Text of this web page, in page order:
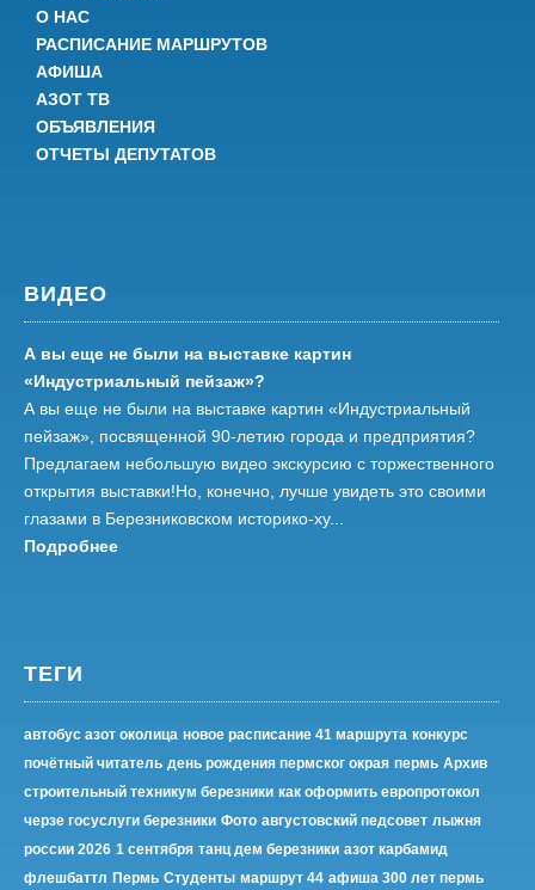
О НАС
РАСПИСАНИЕ МАРШРУТОВ
АФИША
АЗОТ ТВ
ОБЪЯВЛЕНИЯ
ОТЧЕТЫ ДЕПУТАТОВ
ВИДЕО
А вы еще не были на выставке картин
«Индустриальный пейзаж»?
А вы еще не были на выставке картин «Индустриальный
пейзаж», посвященной 90-летию города и предприятия?
Предлагаем небольшую видео экскурсию с торжественного
открытия выставки!Но, конечно, лучше увидеть это своими
глазами в Березниковском историко-ху...
Подробнее
ТЕГИ
автобус азот околица новое расписание 41 маршрута конкурс
почётный читатель день рождения пермског окрая пермь Архив
строительный техникум березники как оформить европротокол
черзе госуслуги березники Фото августовский педсовет лыжня
россии 2026 1 сентября танц дем березники азот карбамид
флешбаттл Пермь Студенты маршрут 44 афиша 300 лет пермь